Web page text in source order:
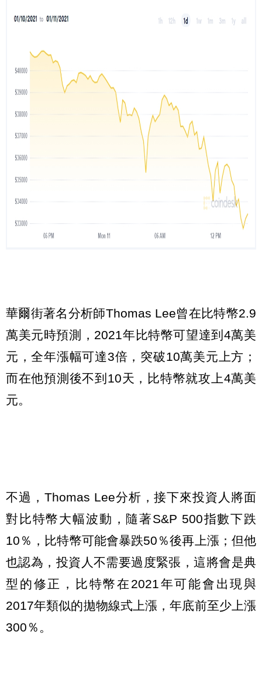
華爾街著名分析師Thomas Lee曾在比特幣2.9
萬美元時預測，2021年比特幣可望達到4萬美
元，全年漲幅可達3倍，突破10萬美元上方；
而在他預測後不到10天，比特幣就攻上4萬美
元。
不過，Thomas Lee分析，接下來投資人將面
對比特幣大幅波動，隨著S&P 500指數下跌
10％，比特幣可能會暴跌50％後再上漲；但他
也認為，投資人不需要過度緊張，這將會是典
型的修正，比特幣在2021年可能會出現與
2017年類似的拋物線式上漲，年底前至少上漲
300％。